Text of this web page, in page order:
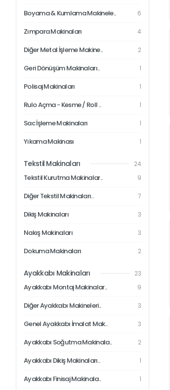
Boyama & Kumlama Makinele.. 6
Zımpara Makinaları 4
Diğer Metal İşleme Makine.. 2
Geri Dönüşüm Makinaları.. 1
Polisaj Makinaları 1
Rulo Açma - Kesme / Roll .. 1
Sac İşleme Makinaları 1
Yıkama Makinası 1
Tekstil Makinaları 24
Tekstil Kurutma Makinalar.. 9
Diğer Tekstil Makinaları.. 7
Dikiş Makinaları 3
Nakış Makinaları 3
Dokuma Makinaları 2
Ayakkabı Makinaları 23
Ayakkabı Montaj Makinalar.. 9
Diğer Ayakkabı Makineleri.. 3
Genel Ayakkabı İmalat Mak.. 3
Ayakkabı Soğutma Makinala.. 2
Ayakkabı Dikiş Makinaları.. 1
Ayakkabı Finisaj Makinala.. 1